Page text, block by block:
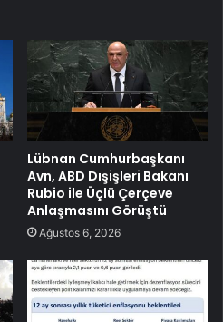
Lübnan Cumhurbaşkanı
Avn, ABD Dışişleri Bakanı
Rubio ile Üçlü Çerçeve
Anlaşmasını Görüştü
Ağustos 6, 2026